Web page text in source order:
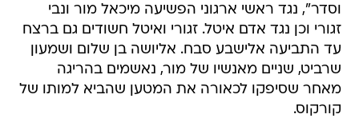
וסדר", נגד ראשי ארגוני הפשיעה מיכאל מור ונבי
זגורי וכן נגד אדם איטל. זגורי ואיטל חשודים גם ברצח
עד התביעה אלישבע סבח. אליושה בן שלום ושמעון
שרביט, שניים מאנשיו של מור, נאשמים בהריגה
מאחר שסיפקו לכאורה את המטען שהביא למותו של
קורקוס.